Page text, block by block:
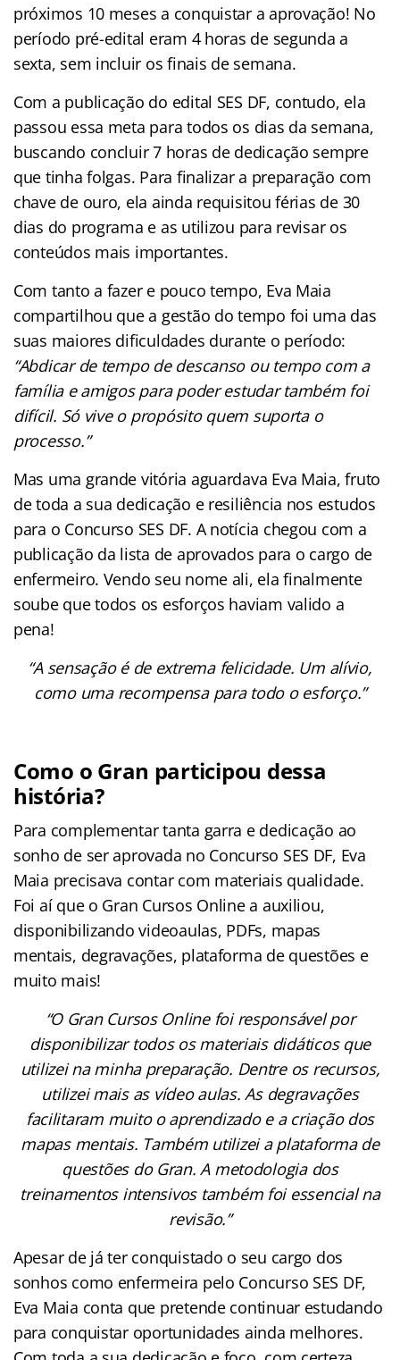
próximos 10 meses a conquistar a aprovação! No
período pré-edital eram 4 horas de segunda a
sexta, sem incluir os finais de semana.
Com a publicação do edital SES DF, contudo, ela
passou essa meta para todos os dias da semana,
buscando concluir 7 horas de dedicação sempre
que tinha folgas. Para finalizar a preparação com
chave de ouro, ela ainda requisitou férias de 30
dias do programa e as utilizou para revisar os
conteúdos mais importantes.
Com tanto a fazer e pouco tempo, Eva Maia
compartilhou que a gestão do tempo foi uma das
suas maiores dificuldades durante o período:
“Abdicar de tempo de descanso ou tempo com a
família e amigos para poder estudar também foi
difícil. Só vive o propósito quem suporta o
processo.”
Mas uma grande vitória aguardava Eva Maia, fruto
de toda a sua dedicação e resiliência nos estudos
para o Concurso SES DF. A notícia chegou com a
publicação da lista de aprovados para o cargo de
enfermeiro. Vendo seu nome ali, ela finalmente
soube que todos os esforços haviam valido a
pena!
“A sensação é de extrema felicidade. Um alívio,
como uma recompensa para todo o esforço.”
Como o Gran participou dessa
história?
Para complementar tanta garra e dedicação ao
sonho de ser aprovada no Concurso SES DF, Eva
Maia precisava contar com materiais qualidade.
Foi aí que o Gran Cursos Online a auxiliou,
disponibilizando videoaulas, PDFs, mapas
mentais, degravações, plataforma de questões e
muito mais!
“O Gran Cursos Online foi responsável por
disponibilizar todos os materiais didáticos que
utilizei na minha preparação. Dentre os recursos,
utilizei mais as vídeo aulas. As degravações
facilitaram muito o aprendizado e a criação dos
mapas mentais. Também utilizei a plataforma de
questões do Gran. A metodologia dos
treinamentos intensivos também foi essencial na
revisão.”
Apesar de já ter conquistado o seu cargo dos
sonhos como enfermeira pelo Concurso SES DF,
Eva Maia conta que pretende continuar estudando
para conquistar oportunidades ainda melhores.